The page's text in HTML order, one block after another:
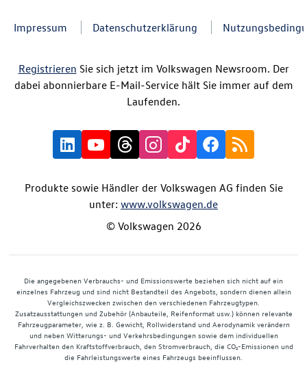
Impressum Datenschutzerklärung
Registrieren Sie sich jetzt im Volkswagen Newsroom. Der
dabei abonnierbare E-Mail-Service hält Sie immer auf dem
Laufenden.
Produkte sowie Händler der Volkswagen AG finden Sie
unter: www.volkswagen.de
© Volkswagen 2026
Die angegebenen Verbrauchs- und Emissionswerte beziehen sich nicht auf ein
einzelnes Fahrzeug und sind nicht Bestandteil des Angebots, sondern dienen allein
Vergleichszwecken zwischen den verschiedenen Fahrzeugtypen.
Zusatzausstattungen und Zubehör (Anbauteile, Reifenformat usw.) können relevante
Fahrzeugparameter, wie z. B. Gewicht, Rollwiderstand und Aerodynamik verändern
und neben Witterungs- und Verkehrsbedingungen sowie dem individuellen
Fahrverhalten den Kraftstoffverbrauch, den Stromverbrauch, die CO₂-Emissionen und
die Fahrleistungswerte eines Fahrzeugs beeinflussen.